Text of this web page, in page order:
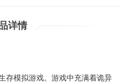
详情
存模拟游戏。游戏中充满着诡异